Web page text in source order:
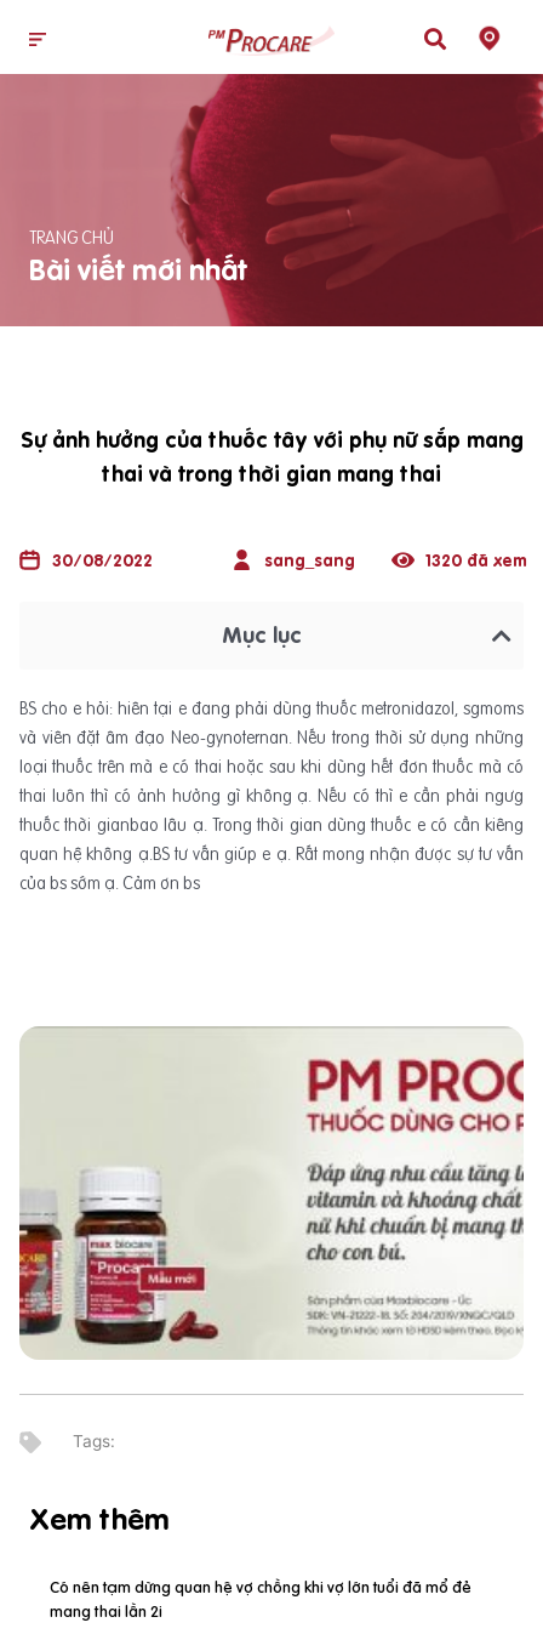
TRANG CHỦ
Bài viết mới nhất
Sự ảnh hưởng của thuốc tây với phụ nữ sắp mang
thai và trong thời gian mang thai
30/08/2022 sang_sang 1320 đã xem
Mục lục
BS cho e hỏi: hiên tại e đang phải dùng thuốc metronidazol, sgmoms
và viên đặt âm đạo Neo-gynoternan. Nếu trong thời sử dụng những
loại thuốc trên mà e có thai hoặc sau khi dùng hết đơn thuốc mà có
thai luôn thì có ảnh hưởng gì không ạ. Nếu có thì e cần phải ngưg
thuốc thời gianbao lâu ạ. Trong thời gian dùng thuốc e có cần kiêng
quan hệ không ạ.BS tư vấn giúp e ạ. Rất mong nhận được sự tư vấn
của bs sớm ạ. Cảm ơn bs
Xem thêm
Có nên tạm dừng quan hệ vợ chồng khi vợ lớn tuổi đã mổ đẻ
mang thai lần 2i